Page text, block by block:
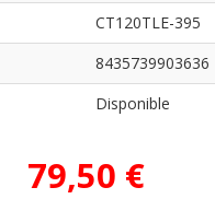
CT120TLE-395
8435739903636
Disponible
79,50 €